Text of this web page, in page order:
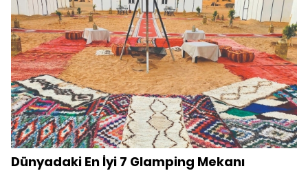
Dünyadaki En İyi 7 Glamping Mekanı